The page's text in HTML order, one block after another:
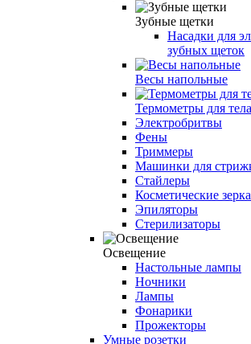
Зубные щетки
Насадки для
зубных щеток
Весы напольные
Термометры для тела
Электробритвы
Фены
Триммеры
Машинки для
Стайлеры
Косметические
Эпиляторы
Стерилизаторы
Освещение
Настольные лампы
Ночники
Лампы
Фонарики
Прожекторы
Умные розетки